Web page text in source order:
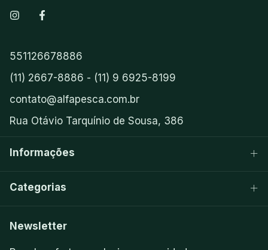
551126678886
(11) 2667-8886 - (11) 9 6925-8199
contato@alfapesca.com.br
Rua Otávio Tarquínio de Sousa, 386
Informações
Categorias
Newsletter